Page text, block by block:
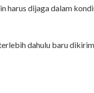
harus dijaga dalam
dahulu baru